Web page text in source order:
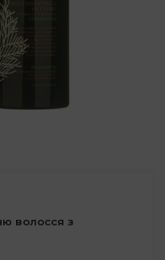
волосся з